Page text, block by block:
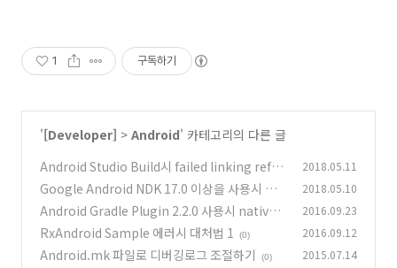
1 구독하기
'[Developer] > Android' 카테고리의 다른 글
Android Studio Build시 failed linking refer
ences 해결방법
(2)
2018.05.11
Google Android NDK 17.0 이상을 사용시 mi
ps 에러 처리
(0)
2018.05.10
Android Gradle Plugin 2.2.0 사용시 native
파일 Strip task추가
(0)
2016.09.23
RxAndroid Sample 에러시 대처법 1 (0) 2016.09.12
Android.mk 파일로 디버깅로그 조절하기 (0) 2015.07.14